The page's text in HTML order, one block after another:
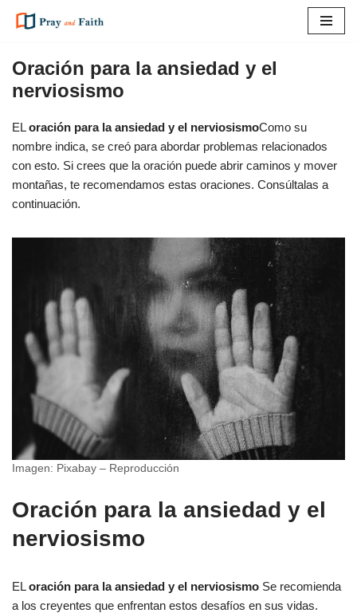
al
contenido
Oración para la ansiedad y el
nerviosismo
ELoración para la ansiedad y el nerviosismoComo su
nombre indica, se creó para abordar problemas relacionados
con esto. Si crees que la oración puede abrir caminos y mover
montañas, te recomendamos estas oraciones. Consúltalas a
continuación.
Imagen: Pixabay – Reproducción
Oración para la ansiedad y el
nerviosismo
ELoración para la ansiedad y el nerviosismo Se recomienda
a los creyentes que enfrentan estos desafíos en sus vidas.